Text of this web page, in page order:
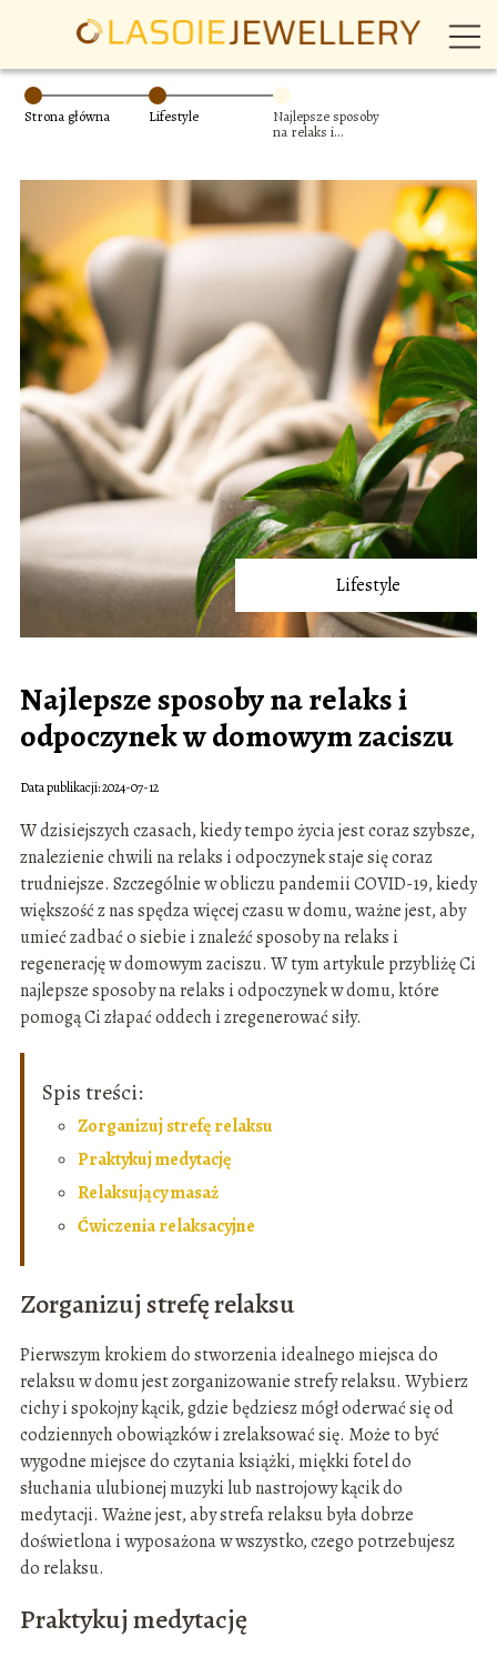
Strona główna Lifestyle
Najlepsze sposoby
na relaks i
zaciszu
Lifestyle
Najlepsze sposoby na relaks i
odpoczynek w domowym zaciszu
Data publikacji: 2024-07-12
W dzisiejszych czasach, kiedy tempo życia jest coraz szybsze,
znalezienie chwili na relaks i odpoczynek staje się coraz
trudniejsze. Szczególnie w obliczu pandemii COVID-19, kiedy
większość z nas spędza więcej czasu w domu, ważne jest, aby
umieć zadbać o siebie i znaleźć sposoby na relaks i
regenerację w domowym zaciszu. W tym artykule przybliżę Ci
najlepsze sposoby na relaks i odpoczynek w domu, które
pomogą Ci złapać oddech i zregenerować siły.
Spis treści:
Zorganizuj strefę relaksu
Praktykuj medytację
Relaksujący masaż
Ćwiczenia relaksacyjne
Zorganizuj strefę relaksu
Pierwszym krokiem do stworzenia idealnego miejsca do
relaksu w domu jest zorganizowanie strefy relaksu. Wybierz
cichy i spokojny kącik, gdzie będziesz mógł oderwać się od
codziennych obowiązków i zrelaksować się. Może to być
wygodne miejsce do czytania książki, miękki fotel do
słuchania ulubionej muzyki lub nastrojowy kącik do
medytacji. Ważne jest, aby strefa relaksu była dobrze
doświetlona i wyposażona w wszystko, czego potrzebujesz
do relaksu.
Praktykuj medytację